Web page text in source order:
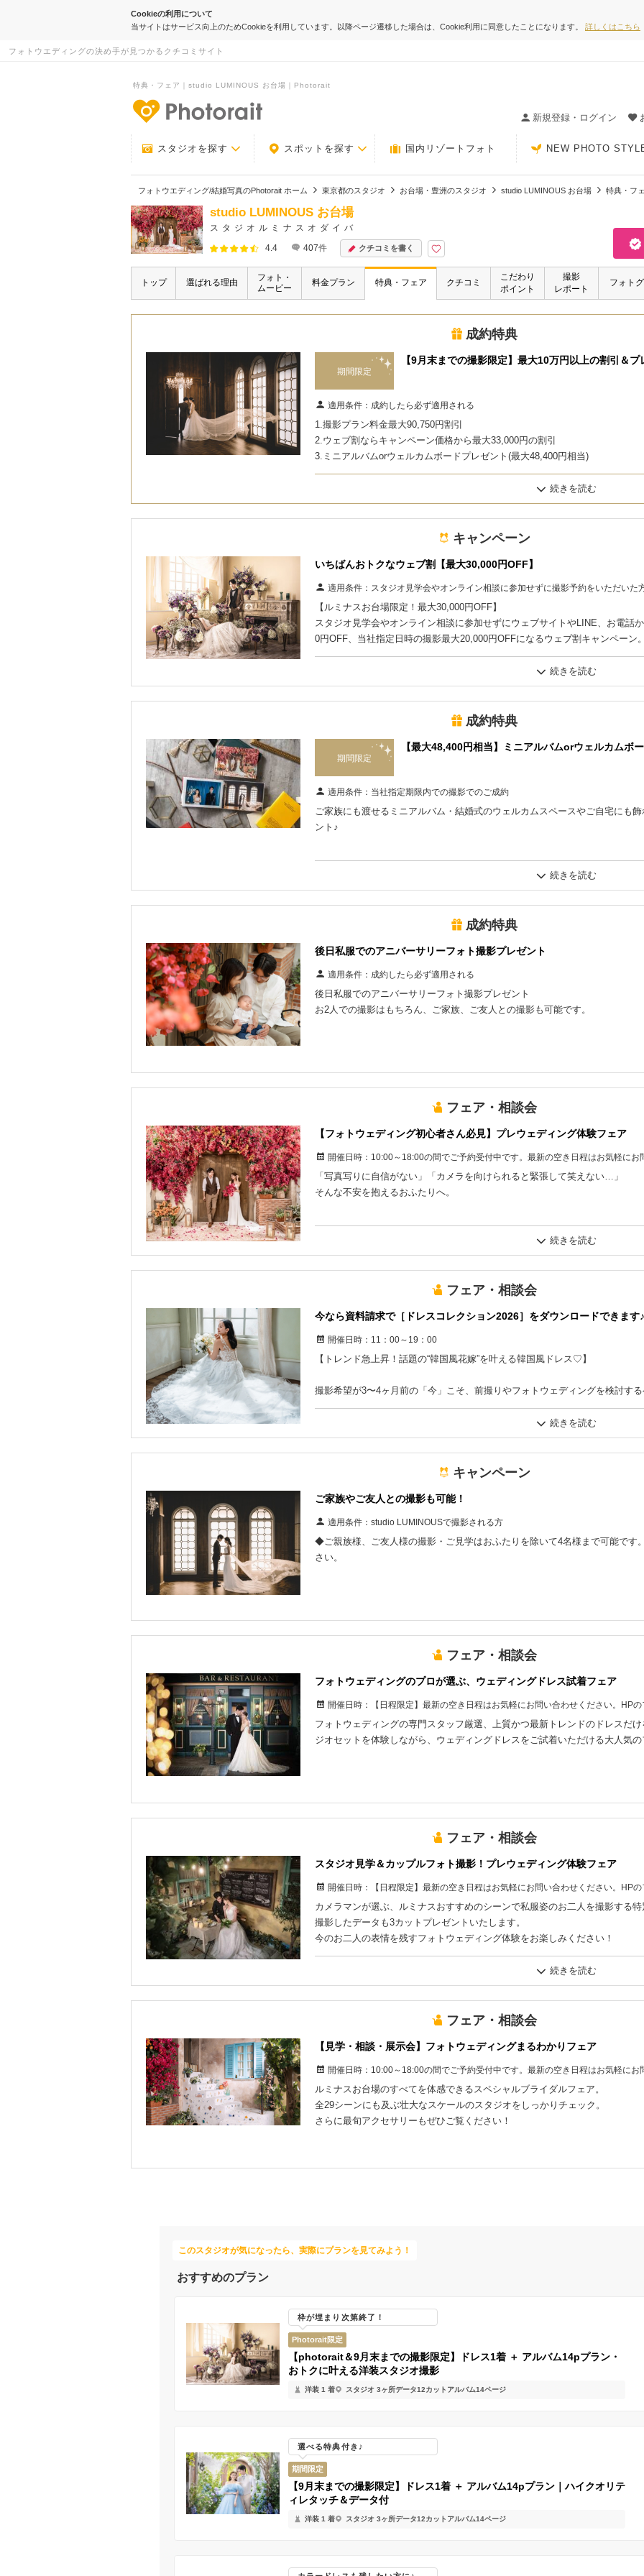
Cookieの利用について
当サイトはサービス向上のためCookieを利用しています。以降ページ遷移した場合は、Cookie利用に同意したことになります。 詳しくはこちら
フォトウエディングの決め手が見つかるクチコミサイト
特典・フェア｜studio LUMINOUS お台場｜Photorait
新規登録・ログイン
スタジオを探す スポットを探す 国内リゾートフォト NEW PHOTO
フォトウエディング/結婚写真のPhotorait ホーム 東京都のスタジオ お台場・豊洲のスタジオ studio LUMINOUS お台場 特典・フ
studio LUMINOUS お台場
スタジオルミナスオダイバ
4.4
407件 クチコミを書く
トップ 選ばれる理由
フォト・
ムービー
料金プラン 特典・フェア クチコミ
こだわり
ポイント
撮影
レポート
フォト
成約特典
期間限定
【9月末までの撮影限定】最大10万円以上の割引＆プ
適用条件： 成約したら必ず適用される
1.撮影プラン料金最大90,750円割引
2.ウェブ割ならキャンペーン価格から最大33,000円の割引
3.ミニアルバムorウェルカムボードプレゼント(最大48,400円相当)
4.後日私服でのアニバーサリーフォト撮影プレゼント
【キャンペーン適用条件について】
1~3の特典は、スタジオルミナス全店において「初回来館時（または初回オ
方」、もしくは「見学なしで直接お申込みいただいた方（ウェブ割対象）」の
【その他の注意事項】
「1着プラン」（チャペル＆邸宅ロケを除く）でお申込みの場合、ウェルカム
アニバーサリーフォト特典の利用条件については、スタッフまでお問い合せく
キャンペーンは予告なく変更・終了する場合がございます
キャンペーン
いちばんおトクなウェブ割【最大30,000円OFF】
適用条件： スタジオ見学会やオンライン相談に参加せずに撮影予約をいただいた
【ルミナスお台場限定！最大30,000円OFF】
スタジオ見学会やオンライン相談に参加せずにウェブサイトやLINE、お電話
0円OFF、当社指定日時の撮影最大20,000円OFFになるウェブ割キャンペーン。
ルミナスお台場の一部プランのみ、さらに10,000円OFFの最大30,000円OFF
成約特典
期間限定
【最大48,400円相当】ミニアルバムorウェルカムボ
適用条件： 当社指定期限内での撮影でのご成約
ご家族にも渡せるミニアルバム・結婚式のウェルカムスペースやご自宅にも
ント♪
【キャンペーン適用条件について】
・当社指定期間内の撮影でのご成約の方が対象となります
・スタジオルミナス全店において「初回来館時（または初回オンライン相談
「見学なしで直接お申込みいただいた方（ウェブ割対象）」のみ適用となりま
い
成約特典
後日私服でのアニバーサリーフォト撮影プレゼント
適用条件： 成約したら必ず適用される
後日私服でのアニバーサリーフォト撮影プレゼント
お2人での撮影はもちろん、ご家族、ご友人との撮影も可能です。
フェア・相談会
【フォトウェディング初心者さん必見】プレウェディング体験フェア
開催日時： 10:00～18:00の間でご予約受付中です。最新の空き日程はお気軽にお
「写真写りに自信がない」「カメラを向けられると緊張して笑えない…」
そんな不安を抱えるおふたりへ。
いきなりドレスを着ての撮影は緊張してしまいますよね。
プロカメラマンによる撮影を無料で体験していただけます！
おしゃべりしながらリラックスした雰囲気で進めるので、
大人気の安心フェアです。
フェア・相談会
今なら資料請求で［ドレスコレクション2026］をダウンロードできます♪
開催日時： 11：00～19：00
【トレンド急上昇！話題の“韓国風花嫁”を叶える韓国風ドレス♡】
撮影希望が3〜4ヶ月前の「今」こそ、前撮りやフォトウェディングを検討する
衣裳カタログ『Dress Collection』は、資料請求で今すぐダウンロード可能で
いま、おしゃれ花嫁たちの間で注目を集めているのが「韓国風ウエディング
まるで韓国ドラマのヒロインのような、
繊細なビジューや洗練された上品なデザインが魅力です。
フォト映えもばっちりなハイセンスな1着で、
特別な前撮り・フォトウェディングを叶えてみませんか？
気になった方は、お気軽にお問い合わせください♡
キャンペーン
ご家族やご友人との撮影も可能！
適用条件：studio LUMINOUSで撮影される方
◆ご親族様、ご友人様の撮影・ご見学はおふたりを除いて4名様まで可能です
さい。
フェア・相談会
フォトウェディングのプロが選ぶ、ウェディングドレス試着フェア
開催日時： 【日程限定】最新の空き日程はお気軽にお問い合わせください。HP
フォトウェディングの専門スタッフ厳選、上質かつ最新トレンドのドレスだ
ジオセットを体験しながら、ウェディングドレスをご試着いただける大人気の
フェア・相談会
スタジオ見学＆カップルフォト撮影！プレウェディング体験フェア
開催日時： 【日程限定】最新の空き日程はお気軽にお問い合わせください。HP
カメラマンが選ぶ、ルミナスおすすめのシーンで私服姿のお二人を撮影する特
撮影したデータも3カットプレゼントいたします。
今のお二人の表情を残すフォトウェディング体験をお楽しみください！
※撮影後は約1時間のフォトウェディング・前撮り相談会へのご参加が必須と
フェア・相談会
【見学・相談・展示会】フォトウェディングまるわかりフェア
開催日時： 10:00～18:00の間でご予約受付中です。最新の空き日程はお気軽にお
ルミナスお台場のすべてを体感できるスペシャルブライダルフェア。
全29シーンにも及ぶ壮大なスケールのスタジオをしっかりチェック。
さらに最旬アクセサリーもぜひご覧ください！
このスタジオが気になったら、実際にプランを見てみよう！
おすすめのプラン
枠が埋まり次第終了！
Photorait限定
【photorait＆9月末までの撮影限定】ドレス1着 ＋ アルバム14pプラン・
おトクに叶える洋装スタジオ撮影
洋装 1 着 スタジオ 3ヶ所データ12カット アルバム14ページ
選べる特典付き♪
期間限定
【9月末までの撮影限定】ドレス1着 ＋ アルバム14pプラン｜ハイクオリテ
ィレタッチ＆データ付
洋装 1 着 スタジオ 3ヶ所データ12カット アルバム14ページ